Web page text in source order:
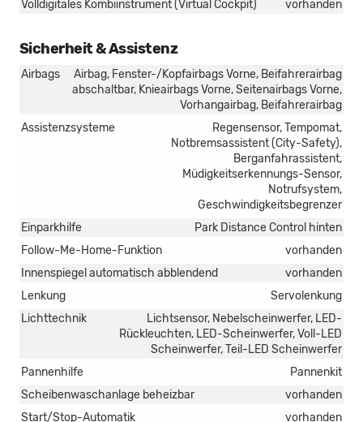
Volldigitales Kombiinstrument (Virtual Cockpit)
vorhanden
Sicherheit & Assistenz
Airbags
Airbag, Fenster-/Kopfairbags Vorne, Beifahrerairbag
abschaltbar, Knieairbags Vorne, Seitenairbags Vorne,
Vorhangairbag, Beifahrerairbag
Assistenzsysteme
Regensensor, Tempomat,
Notbremsassistent (City-Safety),
Berganfahrassistent,
Müdigkeitserkennungs-Sensor,
Notrufsystem,
Geschwindigkeitsbegrenzer
Einparkhilfe
Park Distance Control hinten
Follow-Me-Home-Funktion
vorhanden
Innenspiegel automatisch abblendend
vorhanden
Lenkung
Servolenkung
Lichttechnik
Lichtsensor, Nebelscheinwerfer, LED-
Rückleuchten, LED-Scheinwerfer, Voll-LED
Scheinwerfer, Teil-LED Scheinwerfer
Pannenhilfe
Pannenkit
Scheibenwaschanlage beheizbar
vorhanden
Start/Stop-Automatik
vorhanden